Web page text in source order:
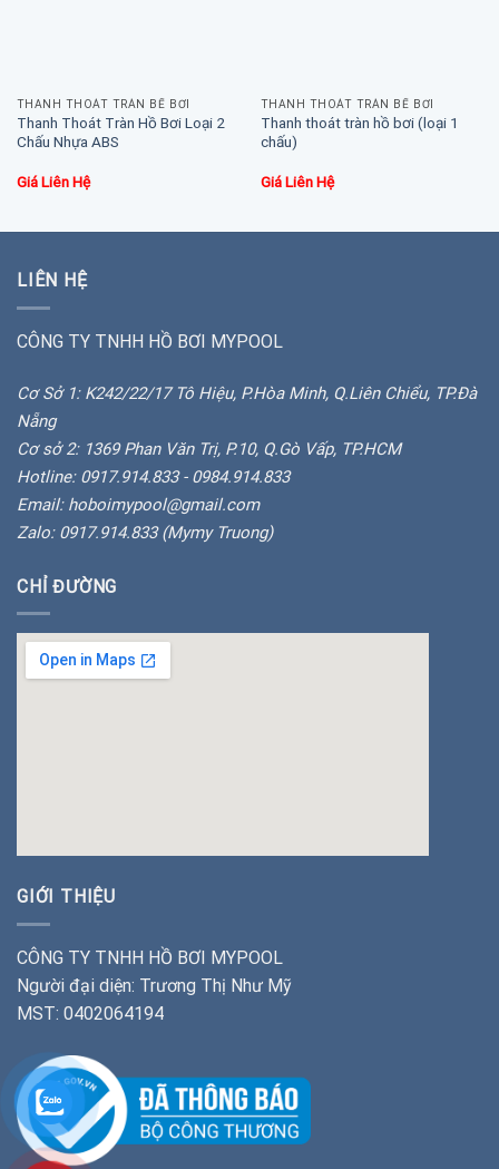
THANH THOÁT TRÀN BỂ BƠI
Thanh Thoát Tràn Hồ Bơi Loại 2
Chấu Nhựa ABS
Giá Liên Hệ
THANH THOÁT TRÀN BỂ BƠI
Thanh thoát tràn hồ bơi (loại 1
chấu)
Giá Liên Hệ
LIÊN HỆ
CÔNG TY TNHH HỒ BƠI MYPOOL
Cơ Sở 1: K242/22/17 Tô Hiệu, P.Hòa Minh, Q.Liên Chiểu, TP.Đà
Nẵng
Cơ sở 2: 1369 Phan Văn Trị, P.10, Q.Gò Vấp, TP.HCM
Hotline: 0917.914.833 - 0984.914.833
Email: hoboimypool@gmail.com
Zalo: 0917.914.833 (Mymy Truong)
CHỈ ĐƯỜNG
GIỚI THIỆU
CÔNG TY TNHH HỒ BƠI MYPOOL
Người đại diện: Trương Thị Như Mỹ
MST: 0402064194